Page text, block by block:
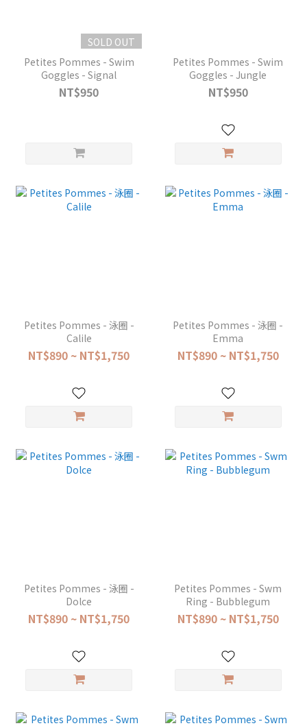
SOLD OUT
Petites Pommes - Swim
Goggles - Signal
NT$950
Petites Pommes - Swim
Goggles - Jungle
NT$950
Petites Pommes - 泳圈 -
Calile
NT$890 ~ NT$1,750
Petites Pommes - 泳圈 -
Emma
NT$890 ~ NT$1,750
Petites Pommes - 泳圈 -
Dolce
NT$890 ~ NT$1,750
Petites Pommes - Swm
Ring - Bubblegum
NT$890 ~ NT$1,750